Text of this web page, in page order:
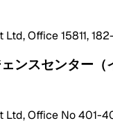
Office 15811,
ンスセンター（
Office No 401-